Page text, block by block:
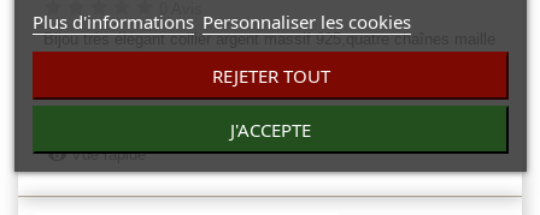
Bijou très élégant collier argent massif 925,quatre chaînes maille
: 19,10gr d'argent.diamètre de la chaine 0,3 cm.
Vue rapide
Plus d'informations Personnaliser les cookies
REJETER TOUT
J'ACCEPTE